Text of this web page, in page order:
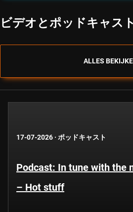
ビデオとポッドキャスト
ALLES
17-07-2026 · ポッドキャスト
Podcast: In tune with the
– Hot stuff